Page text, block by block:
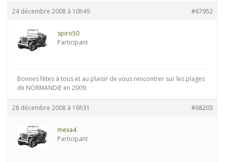
24 décembre 2008 à 10h49 #67952
spiro50
Participant
Bonnes fêtes à tous et au plaisir de vous rencontrer sur les plages
de NORMANDIE en 2009.
28 décembre 2008 à 16h31 #68203
mexa4
Participant